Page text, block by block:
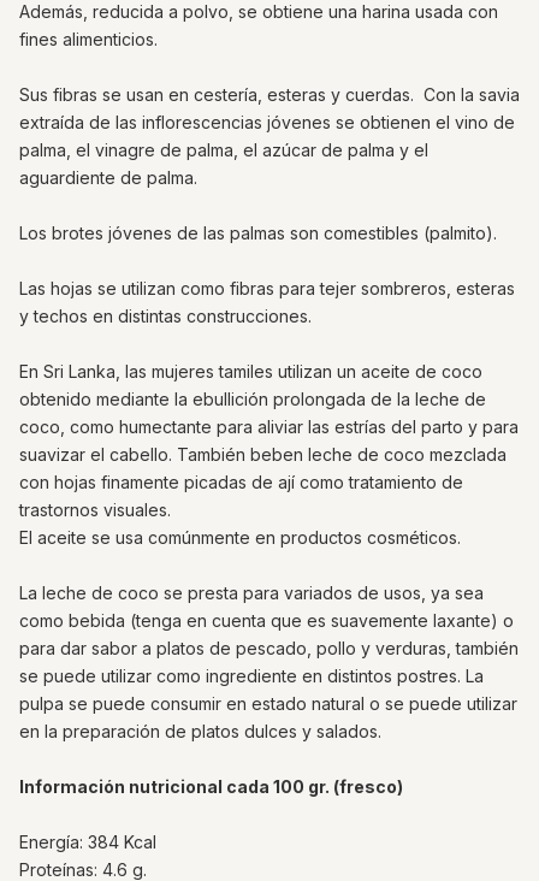
Además, reducida a polvo, se obtiene una harina usada con
fines alimenticios.
Sus fibras se usan en cestería, esteras y cuerdas. Con la savia
extraída de las inflorescencias jóvenes se obtienen el vino de
palma, el vinagre de palma, el azúcar de palma y el
aguardiente de palma.
Los brotes jóvenes de las palmas son comestibles (palmito).
Las hojas se utilizan como fibras para tejer sombreros, esteras
y techos en distintas construcciones.
En Sri Lanka, las mujeres tamiles utilizan un aceite de coco
obtenido mediante la ebullición prolongada de la leche de
coco, como humectante para aliviar las estrías del parto y para
suavizar el cabello. También beben leche de coco mezclada
con hojas finamente picadas de ají como tratamiento de
trastornos visuales.
El aceite se usa comúnmente en productos cosméticos.
La leche de coco se presta para variados de usos, ya sea
como bebida (tenga en cuenta que es suavemente laxante) o
para dar sabor a platos de pescado, pollo y verduras, también
se puede utilizar como ingrediente en distintos postres. La
pulpa se puede consumir en estado natural o se puede utilizar
en la preparación de platos dulces y salados.
Información nutricional cada 100 gr. (fresco)
Energía: 384 Kcal
Proteínas: 4.6 g.